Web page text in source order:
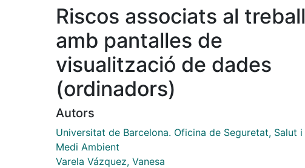
Riscos associats al treball
amb pantalles de
visualització de dades
(ordinadors)
Autors
Universitat de Barcelona. Oficina de Seguretat, Salut i
Medi Ambient
Varela Vázquez, Vanesa